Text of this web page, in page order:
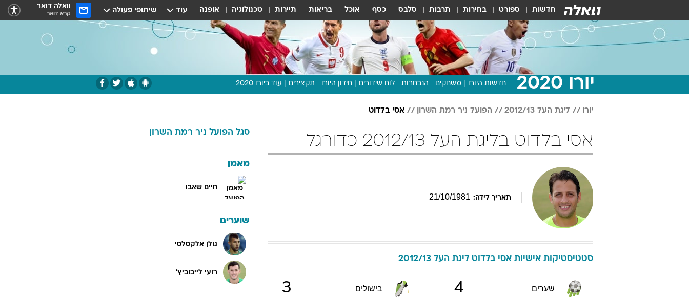
חדשות ספורט בחירות תרבות סלבס כסף אוכל בריאות תיירות טכנולוגיה אופנה עוד שיתופי פעולה וואלה דואר
קרא דואר
יורו 2020 חדשות היורו משחקים הנבחרות לוח שידורים חידון היורו תקצירים עוד ביורו 2020
תכנית היורו
דעות ופרשנויות
וואלה! ספורט
יורו ליגת העל 2012/13 הפועל ניר רמת השרון אסי בלדוט
אסי בלדוט בליגת העל 2012/13 כדורגל
תאריך לידה: 21/10/1981
סטטיסטיקות אישיות אסי בלדוט ליגת העל 2012/13
שערים 4 בישולים 3
סגל הפועל ניר רמת השרון
מאמן
חיים שאבו
שוערים
גולן אלקסלסי
רועי לייבוביץ'